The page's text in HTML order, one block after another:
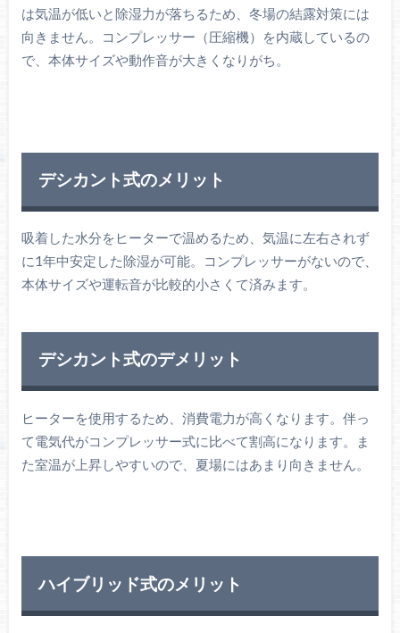
は気温が低いと除湿力が落ちるため、冬場の結露対策には
向きません。コンプレッサー（圧縮機）を内蔵しているの
で、本体サイズや動作音が大きくなりがち。
デシカント式のメリット
吸着した水分をヒーターで温めるため、気温に左右されず
に1年中安定した除湿が可能。コンプレッサーがないので、
本体サイズや運転音が比較的小さくて済みます。
デシカント式のデメリット
ヒーターを使用するため、消費電力が高くなります。伴っ
て電気代がコンプレッサー式に比べて割高になります。ま
た室温が上昇しやすいので、夏場にはあまり向きません。
ハイブリッド式のメリット